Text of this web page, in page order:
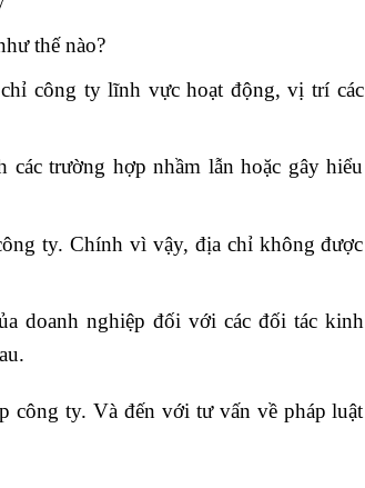
thế nào?
công ty lĩnh vực hoạt động, vị trí các
trường hợp nhầm lẫn hoặc gây hiểu
ty. Chính vì vậy, địa chỉ không được
doanh nghiệp đối với các đối tác kinh
công ty. Và đến với tư vấn về pháp luật